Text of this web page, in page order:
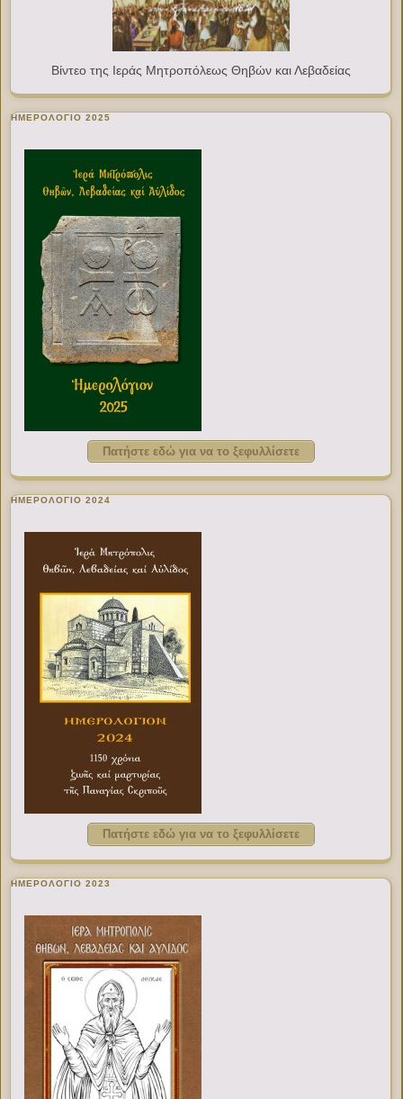
Βίντεο της Ιεράς Μητροπόλεως Θηβών και Λεβαδείας
ΗΜΕΡΟΛΟΓΙΟ 2025
Πατήστε εδώ για να το ξεφυλλίσετε
ΗΜΕΡΟΛΟΓΙΟ 2024
Πατήστε εδώ για να το ξεφυλλίσετε
ΗΜΕΡΟΛΟΓΙΟ 2023